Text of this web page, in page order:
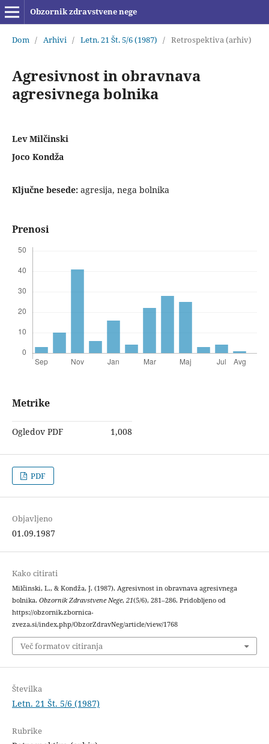
Obzornik zdravstvene nege
Dom / Arhivi / Letn. 21 Št. 5/6 (1987) / Retrospektiva (arhiv)
Agresivnost in obravnava
agresivnega bolnika
Lev Milčinski
Joco Kondža
Ključne besede: agresija, nega bolnika
Prenosi
Metrike
Ogledov PDF 1,008
PDF
Objavljeno
01.09.1987
Kako citirati
Milčinski, L., & Kondža, J. (1987). Agresivnost in obravnava agresivnega
bolnika. Obzornik Zdravstvene Nege, 21(5/6), 281–286. Pridobljeno od
https://obzornik.zbornica-
zveza.si/index.php/ObzorZdravNeg/article/view/1768
Več formatov citiranja
Številka
Letn. 21 Št. 5/6 (1987)
Rubrike